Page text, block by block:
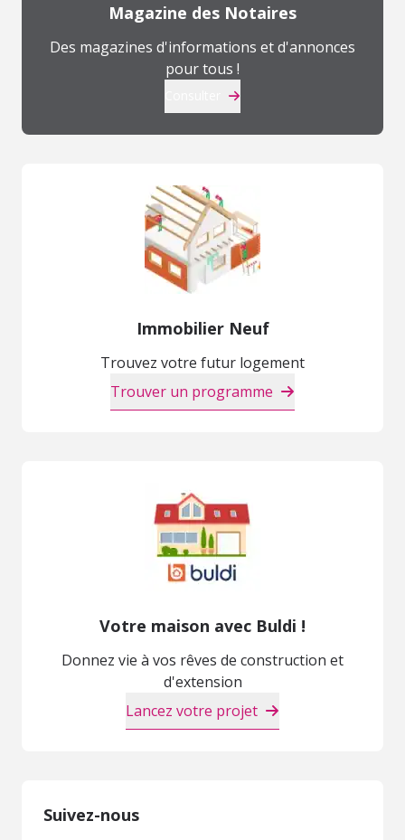
Magazine des Notaires
Des magazines d'informations et d'annonces
pour tous !
Immobilier Neuf
Trouvez votre futur logement
Trouver un programme
Votre maison avec Buldi !
Donnez vie à vos rêves de construction et
d'extension
Lancez votre projet
Suivez-nous